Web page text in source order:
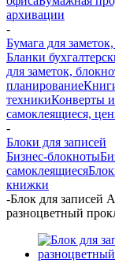
архивации
-
Бумага для
Бланки
для заметок,
планирование
техникиКонверты
самоклеящиеся,
-
Блоки для записей
Бизнес-блокноты
самоклеящиеся
книжки
-Блок для записей
разноцветный